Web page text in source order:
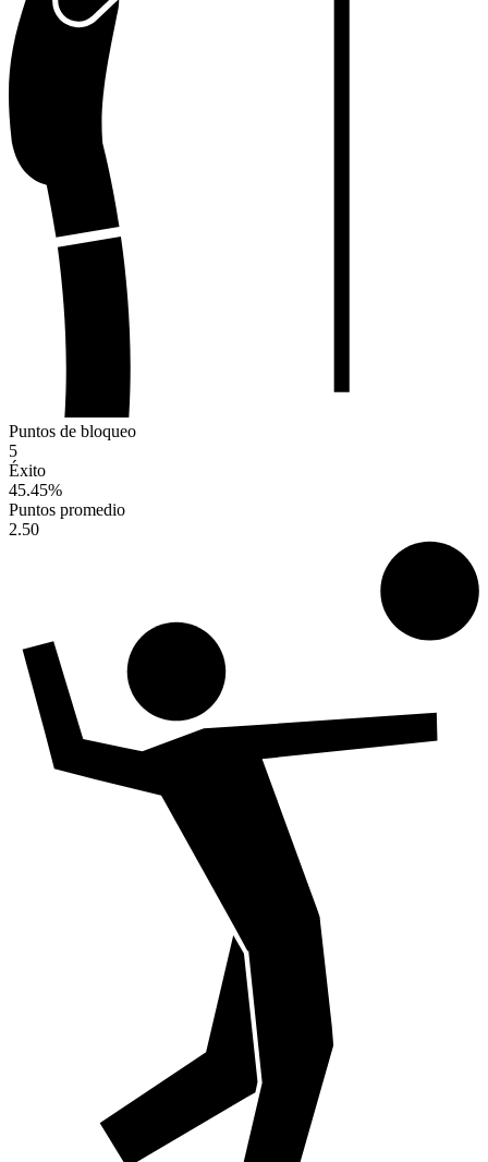
Puntos de bloqueo
5
Éxito
45.45%
Puntos promedio
2.50